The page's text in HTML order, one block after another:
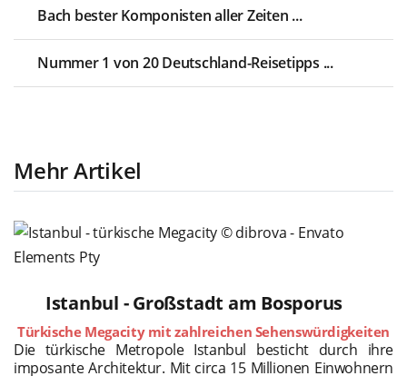
Bach bester Komponisten aller Zeiten ...
Nummer 1 von 20 Deutschland-Reisetipps ...
Mehr Artikel
Istanbul - Großstadt am Bosporus
Türkische Megacity mit zahlreichen Sehenswürdigkeiten
Die türkische Metropole Istanbul besticht durch ihre
imposante Architektur. Mit circa 15 Millionen Einwohnern